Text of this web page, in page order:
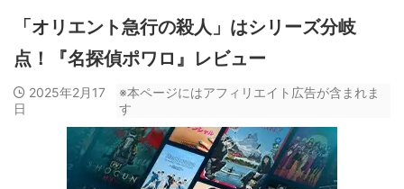
「オリエント急行の殺人」はシリーズ分岐
点！『名探偵ポワロ』レビュー
2025年2月17
日
※本ページにはアフィリエイト広告が含まれま
す